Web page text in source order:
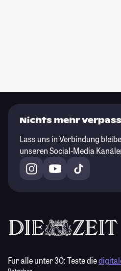
Nichts mehr
Lass uns in Verbindung
unseren Social-Media
Für alle unter 30:Teste die